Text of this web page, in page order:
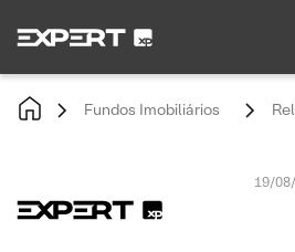
Fundos Imobiliários
19/